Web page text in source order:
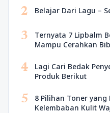
2 Belajar Dari Lagu –
3
Ternyata 7 Lipbalm
Mampu Cerahkan
4
Lagi Cari Bedak
Produk Berikut
5
8 Pilihan Toner yang
Kelembaban Kulit